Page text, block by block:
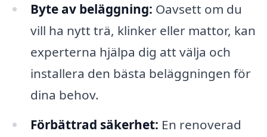
Byte av beläggning: Oavsett om du
vill ha nytt trä, klinker eller mattor, kan
experterna hjälpa dig att välja och
installera den bästa beläggningen för
dina behov.
Förbättrad säkerhet: En renoverad